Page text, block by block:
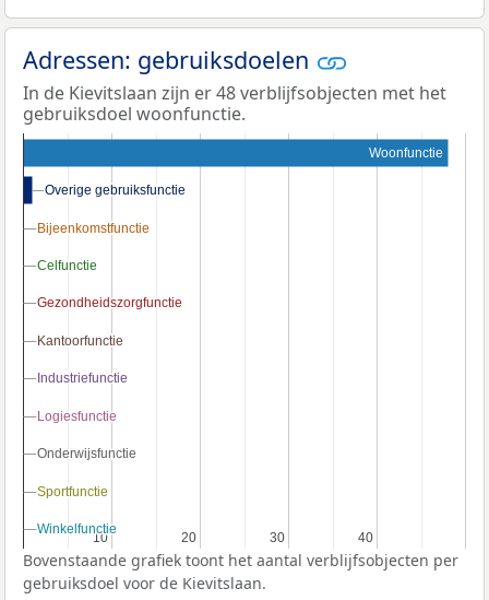
Adressen: gebruiksdoelen
In de Kievitslaan zijn er 48 verblijfsobjecten met het
gebruiksdoel woonfunctie.
10
10 20
20 30
30 40
40
Woonfunctie
Overige gebruiksfunctie
Overige gebruiksfunctie
Bijeenkomstfunctie
Bijeenkomstfunctie
Celfunctie
Celfunctie
Gezondheidszorgfunctie
Gezondheidszorgfunctie
Kantoorfunctie
Kantoorfunctie
Industriefunctie
Industriefunctie
Logiesfunctie
Logiesfunctie
Onderwijsfunctie
Onderwijsfunctie
Sportfunctie
Sportfunctie
Winkelfunctie
Winkelfunctie
Bovenstaande grafiek toont het aantal verblijfsobjecten per
gebruiksdoel voor de Kievitslaan.